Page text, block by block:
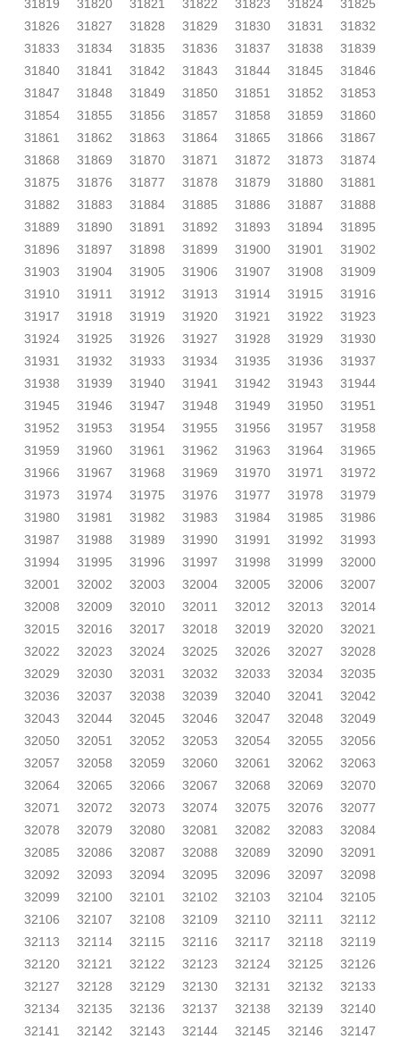
31819 31820 31821 31822 31823 31824
31825
31826
31827 31828 31829 31830 31831
31832
31833
31834 31835 31836 31837 31838
31839
31840
31841 31842 31843 31844 31845
31846
31847
31848 31849 31850 31851 31852
31853
31854
31855 31856 31857 31858 31859
31860
31861
31862 31863 31864 31865 31866
31867
31868
31869 31870 31871 31872 31873
31874
31875
31876 31877 31878 31879 31880
31881
31882
31883 31884 31885 31886 31887
31888
31889
31890 31891 31892 31893 31894
31895
31896
31897 31898 31899 31900 31901
31902
31903
31904 31905 31906 31907 31908
31909
31910
31911 31912 31913 31914 31915
31916
31917
31918 31919 31920 31921 31922
31923
31924
31925 31926 31927 31928 31929
31930
31931
31932 31933 31934 31935 31936
31937
31938
31939 31940 31941 31942 31943
31944
31945
31946 31947 31948 31949 31950
31951
31952
31953 31954 31955 31956 31957
31958
31959
31960 31961 31962 31963 31964
31965
31966
31967 31968 31969 31970 31971
31972
31973
31974 31975 31976 31977 31978
31979
31980
31981 31982 31983 31984 31985
31986
31987
31988 31989 31990 31991 31992
31993
31994
31995 31996 31997 31998 31999
32000
32001
32002 32003 32004 32005 32006
32007
32008
32009 32010 32011 32012 32013
32014
32015
32016 32017 32018 32019 32020
32021
32022
32023 32024 32025 32026 32027
32028
32029
32030 32031 32032 32033 32034
32035
32036
32037 32038 32039 32040 32041
32042
32043
32044 32045 32046 32047 32048
32049
32050
32051 32052 32053 32054 32055
32056
32057
32058 32059 32060 32061 32062
32063
32064
32065 32066 32067 32068 32069
32070
32071
32072 32073 32074 32075 32076
32077
32078
32079 32080 32081 32082 32083
32084
32085
32086 32087 32088 32089 32090
32091
32092
32093 32094 32095 32096 32097
32098
32099
32100 32101 32102 32103 32104
32105
32106
32107 32108 32109 32110 32111
32112
32113
32114 32115 32116 32117 32118
32119
32120
32121 32122 32123 32124 32125
32126
32127
32128 32129 32130 32131 32132
32133
32134
32135 32136 32137 32138 32139
32140
32141
32142 32143 32144 32145 32146
32147